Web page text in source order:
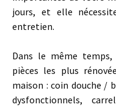
jours, et elle
entretien.
Dans le même
pièces les plus
maison : coin douche /
dysfonctionnels,